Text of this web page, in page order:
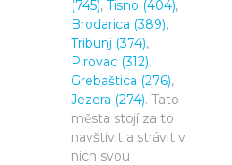
(745), Tisno (404),
Brodarica (389),
Tribunj (374),
Pirovac (312),
Grebaštica (276),
Jezera (274). Tato
města stojí za to
navštívit a strávit v
nich svou